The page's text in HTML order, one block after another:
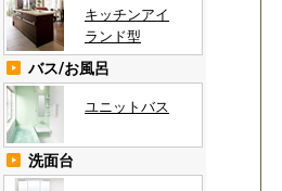
キッチンアイ
ランド型
バス/お風呂
ユニットバス
洗面台